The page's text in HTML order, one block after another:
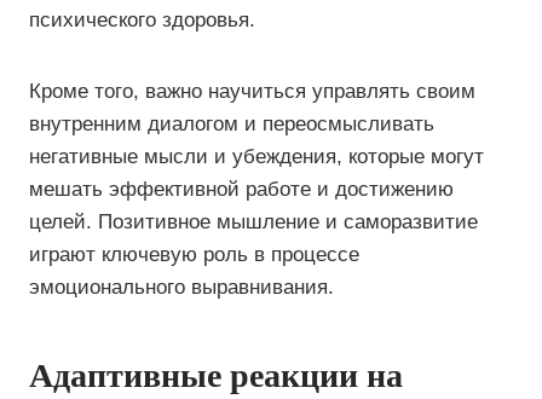
психического здоровья.
Кроме того, важно научиться управлять своим
внутренним диалогом и переосмысливать
негативные мысли и убеждения, которые могут
мешать эффективной работе и достижению
целей. Позитивное мышление и саморазвитие
играют ключевую роль в процессе
эмоционального выравнивания.
Адаптивные реакции на